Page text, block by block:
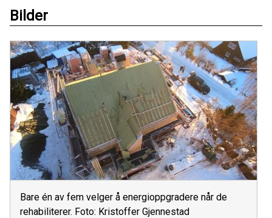
Bilder
Bare én av fem velger å energioppgradere når de
rehabiliterer. Foto: Kristoffer Gjennestad